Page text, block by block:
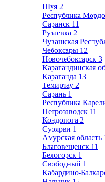
Шуя 2
Республика
Саранск 11
Рузаевка 2
Чувашская
Чебоксары 12
Новочебоксарск 3
Карагандинская
Караганда 13
Темиртау 2
Сарань 1
Республика
Петрозаводск 11
Кондопога 2
Суоярви 1
Амурская область
Благовещенск 11
Белогорск 1
Свободный 1
Кабардино-